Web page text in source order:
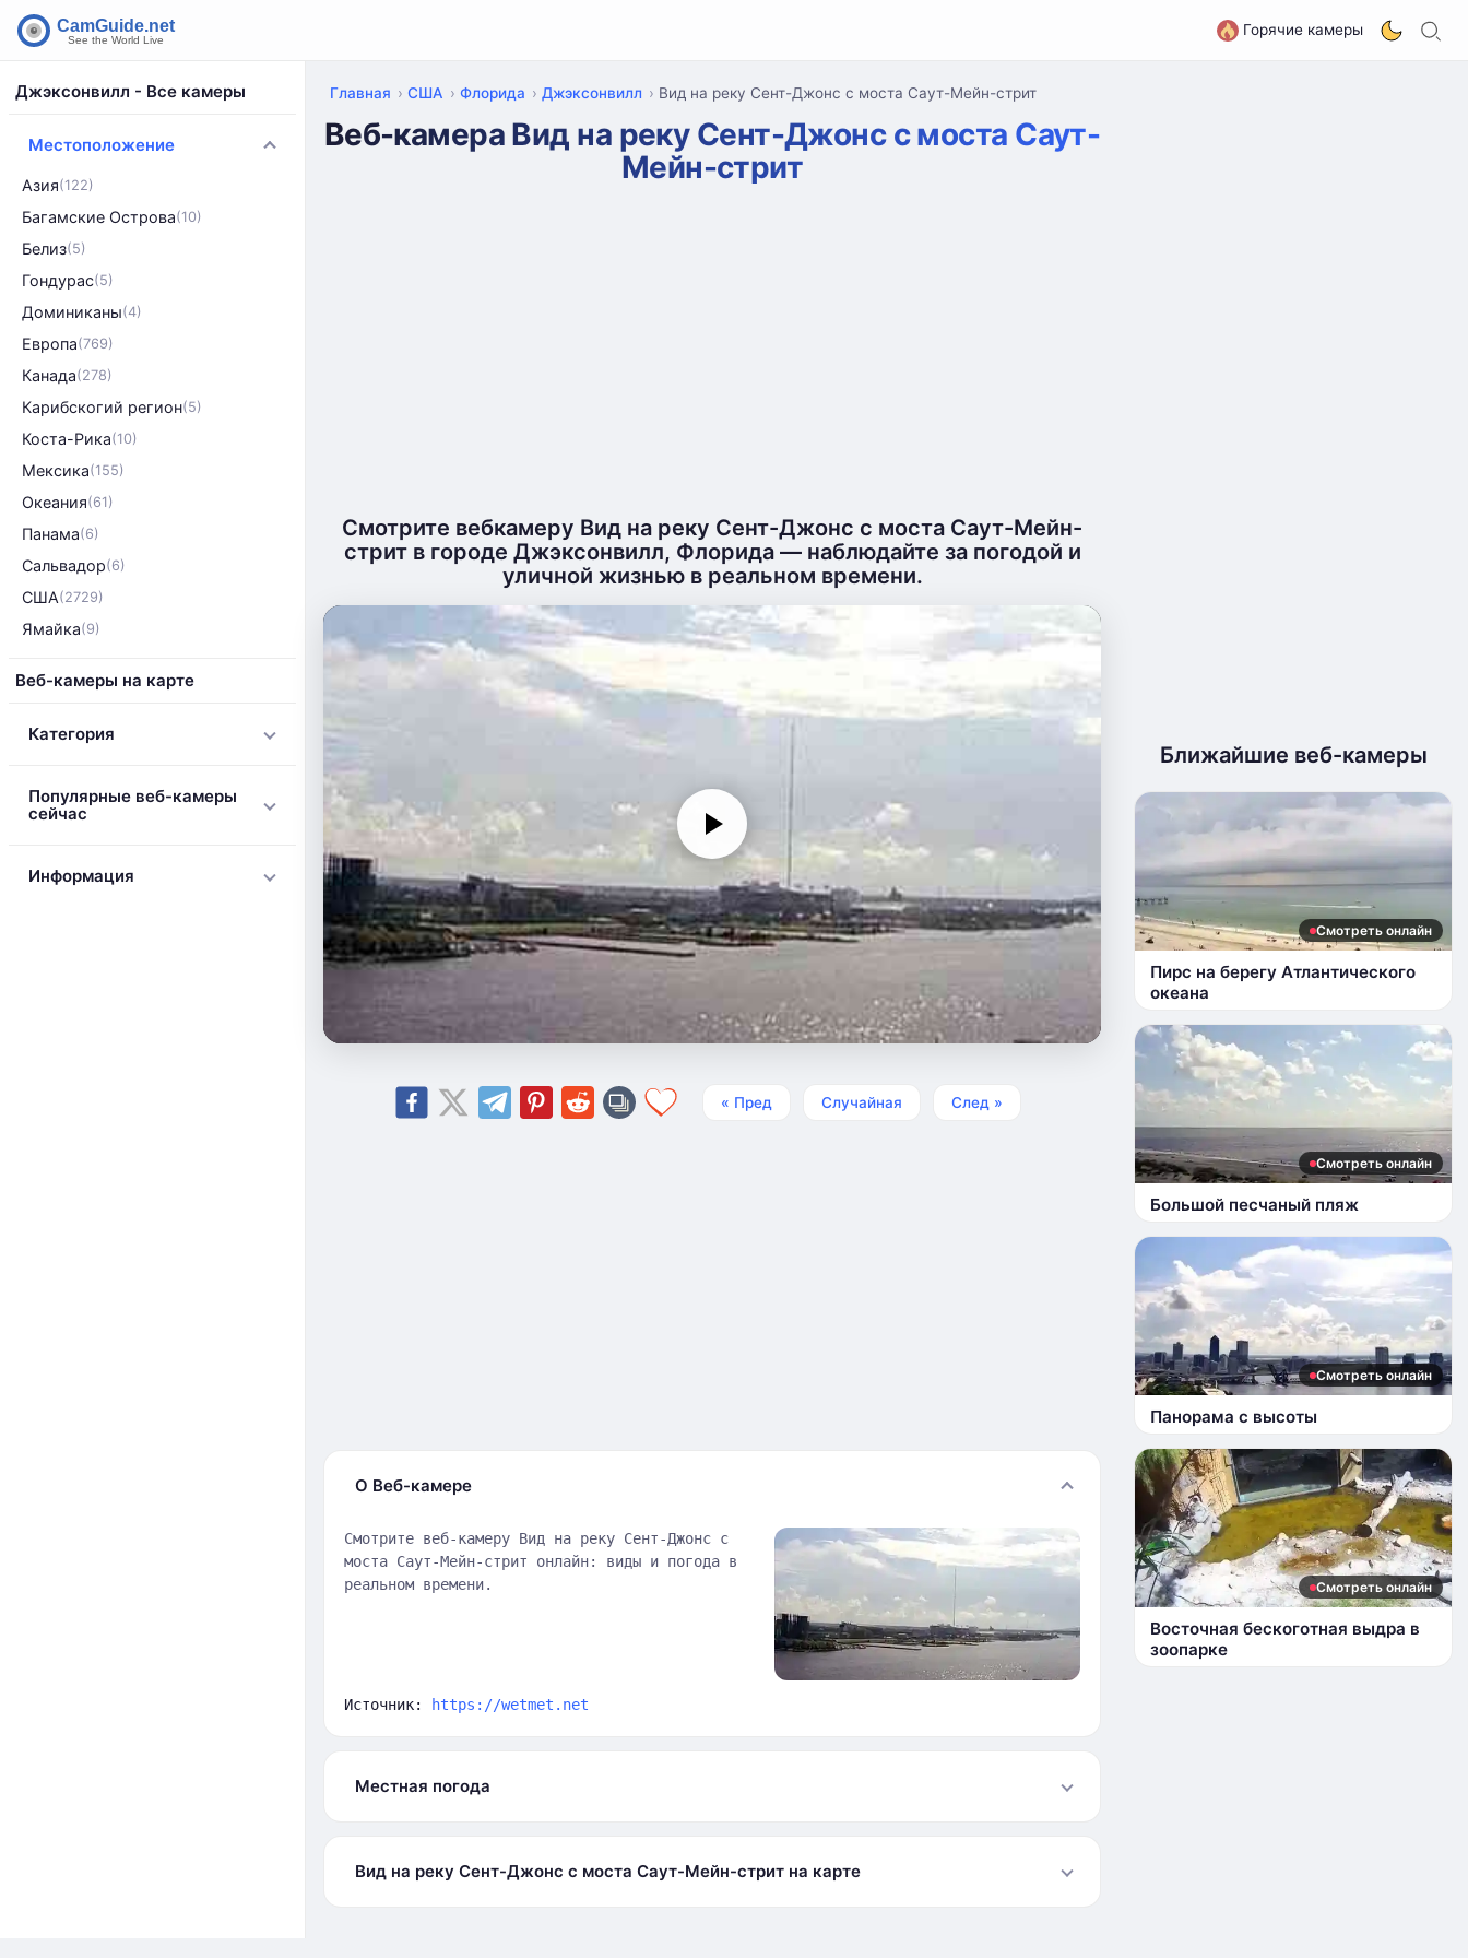
Горячие камеры
Джэксонвилл - Все камеры
Местоположение
Азия(122)
Багамские Острова(10)
Белиз(5)
Гондурас(5)
Доминиканы(4)
Европа(769)
Канада(278)
Карибскогий регион(5)
Коста-Рика(10)
Мексика(155)
Океания(61)
Панама(6)
Сальвадор(6)
США(2729)
Ямайка(9)
Веб-камеры на карте
Категория
Популярные веб-камеры
сейчас
Информация
Главная США Флорида Джэксонвилл Вид на реку Сент-Джонс с моста Саут-Мейн-стрит
Веб-камера Вид на реку Сент-Джонс с моста Саут-
Мейн-стрит
Смотрите вебкамеру Вид на реку Сент-Джонс с моста Саут-Мейн-
стрит в городе Джэксонвилл, Флорида — наблюдайте за погодой и
уличной жизнью в реальном времени.
« Пред Случайная След »
О Веб-камере
Смотрите веб-камеру Вид на реку Сент-Джонс с
моста Саут-Мейн-стрит онлайн: виды и погода в
реальном времени.
Источник: https://wetmet.net
Местная погода
Вид на реку Сент-Джонс с моста Саут-Мейн-стрит на карте
Ближайшие веб-камеры
Смотреть онлайн
Пирс на берегу Атлантического
океана
Смотреть онлайн
Большой песчаный пляж
Смотреть онлайн
Панорама с высоты
Смотреть онлайн
Восточная бескоготная выдра в
зоопарке